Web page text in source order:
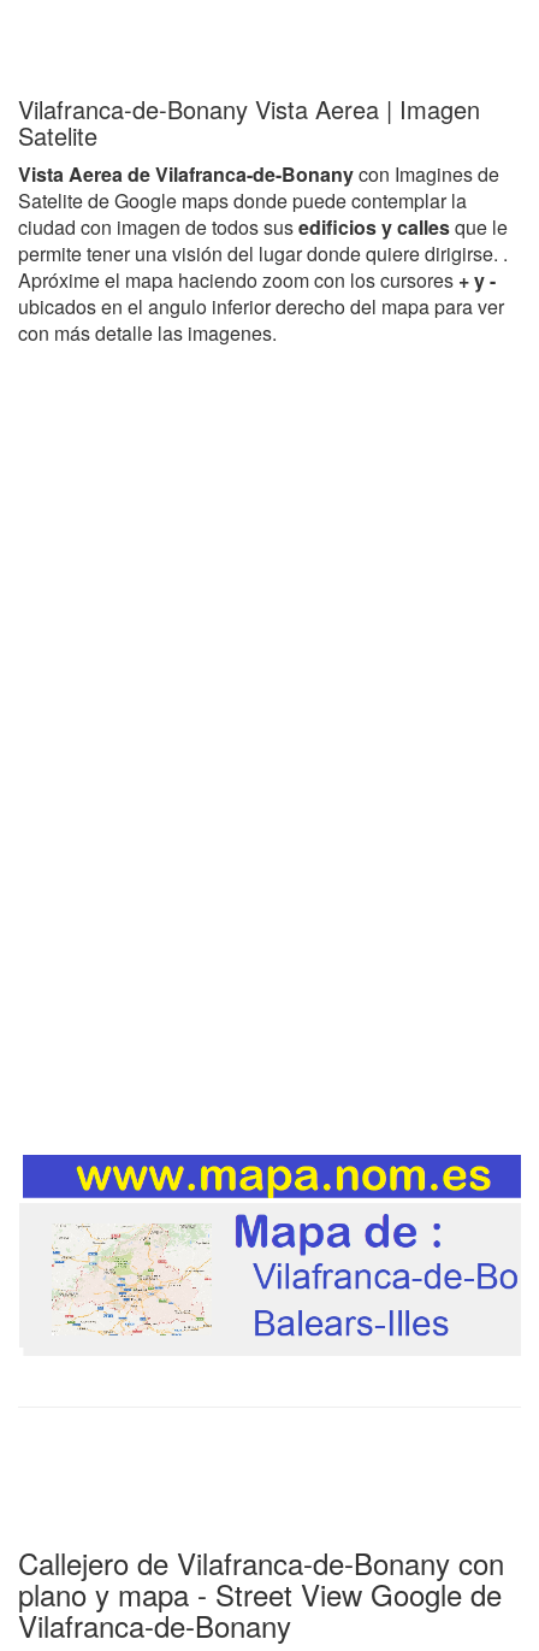
Vilafranca-de-Bonany Vista Aerea | Imagen
Satelite
Vista Aerea de Vilafranca-de-Bonanycon Imagines de
Satelite de Google maps donde puede contemplar la
ciudad con imagen de todos susedificios y callesque le
permite tener una visión del lugar donde quiere dirigirse. .
Apróxime el mapa haciendo zoom con los cursores + y -
ubicados en el angulo inferior derecho del mapa para ver
con más detalle las imagenes.
Callejero de Vilafranca-de-Bonany con
plano y mapa - Street View Google de
Vilafranca-de-Bonany